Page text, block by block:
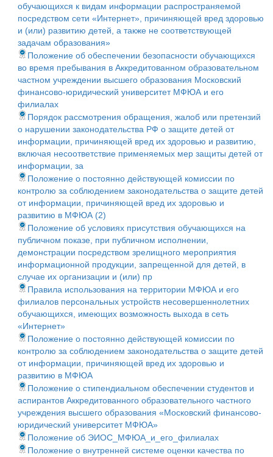
обучающихся к видам информации распространяемой
посредством сети «Интернет», причиняющей вред здоровью
и (или) развитию детей, а также не соответствующей
задачам образования»
Положение об обеспечении безопасности обучающихся
во время пребывания в Аккредитованном образовательном
частном учреждении высшего образования Московский
финансово-юридический университет МФЮА и его
филиалах
Порядок рассмотрения обращения, жалоб или претензий
о нарушении законодательства РФ о защите детей от
информации, причиняющей вред их здоровью и развитию,
включая несоответствие применяемых мер защиты детей от
информации, за
Положение о постоянно действующей комиссии по
контролю за соблюдением законодательства о защите детей
от информации, причиняющей вред их здоровью и
развитию в МФЮА (2)
Положение об условиях присутствия обучающихся на
публичном показе, при публичном исполнении,
демонстрации посредством зрелищного мероприятия
информационной продукции, запрещенной для детей, в
случае их организации и (или) пр
Правила использования на территории МФЮА и его
филиалов персональных устройств несовершеннолетних
обучающихся, имеющих возможность выхода в сеть
«Интернет»
Положение о постоянно действующей комиссии по
контролю за соблюдением законодательства о защите детей
от информации, причиняющей вред их здоровью и
развитию в МФЮА
Положение о стипендиальном обеспечении студентов и
аспирантов Аккредитованного образовательного частного
учреждения высшего образования «Московский финансово-
юридический университет МФЮА»
Положение об ЭИОС_МФЮА_и_его_филиалах
Положение о внутренней системе оценки качества по